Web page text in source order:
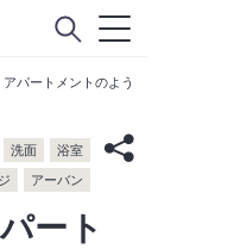
パートメントのよう
洗面 浴室
アーバン
ート